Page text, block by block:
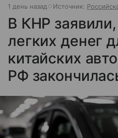
1 день назад Источник:
В КНР заявили,
легких денег
китайских
РФ